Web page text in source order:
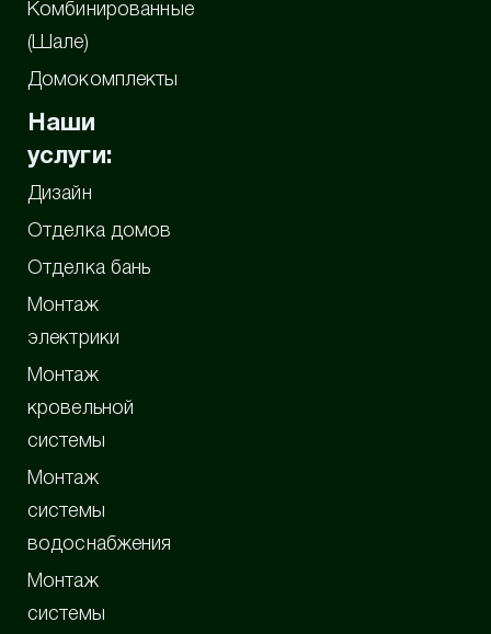
Комбинированные
(Шале)
Домокомплекты
Наши
услуги:
Дизайн
Отделка домов
Отделка бань
Монтаж
электрики
Монтаж
кровельной
системы
Монтаж
системы
водоснабжения
Монтаж
системы